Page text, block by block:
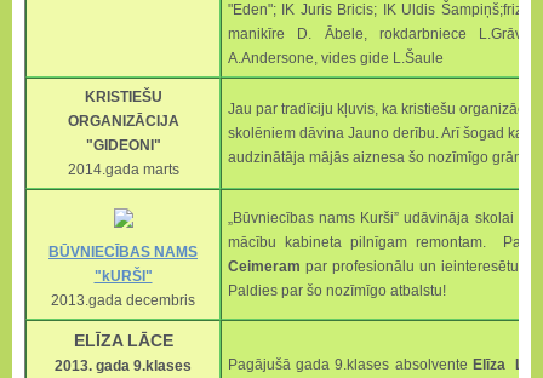
"Eden"; IK Juris Bricis; IK Uldis
manikīre D. Ābele, rokdarbniece
A.Andersone, vides gide L.Šaule
KRISTIEŠU
ORGANIZĀCIJA
"GIDEONI"
2014.gada marts
Jau par tradīciju kļuvis, ka kristiešu organizācija
skolēniem dāvina Jauno derību. Arī šogad
audzinātāja mājās aiznesa šo nozīmīgo
BŪVNIECĪBAS NAMS
"kURŠI"
2013.gada decembris
„Būvniecības nams Kurši” udāvināja skolai
mācību kabineta pilnīgam remontam.
Ceimeram par profesionālu un ieinteresētu
Paldies par šo nozīmīgo atbalstu!
ELĪZA LĀCE
2013. gada 9.klases
Pagājušā gada 9.klases absolvente Elīza